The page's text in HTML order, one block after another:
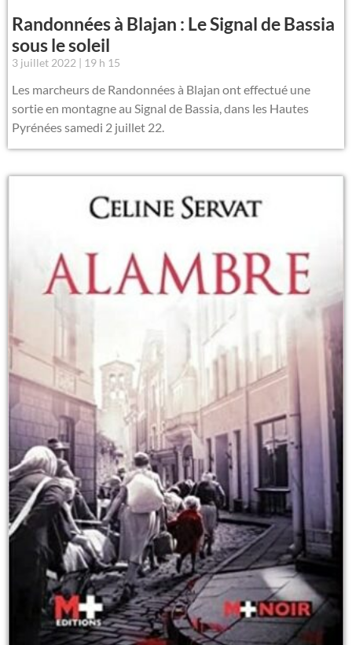
Randonnées à Blajan : Le Signal de Bassia
sous le soleil
3 juillet 2022 19 h 15
Les marcheurs de Randonnées à Blajan ont effectué une
sortie en montagne au Signal de Bassia, dans les Hautes
Pyrénées samedi 2 juillet 22.